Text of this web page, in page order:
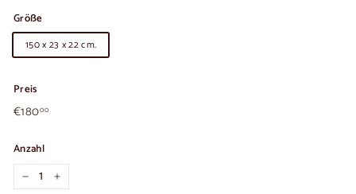
Größe
150 x 23 x 22 cm.
Preis
Üblicher
Preis
€18000€180,00
Anzahl
+